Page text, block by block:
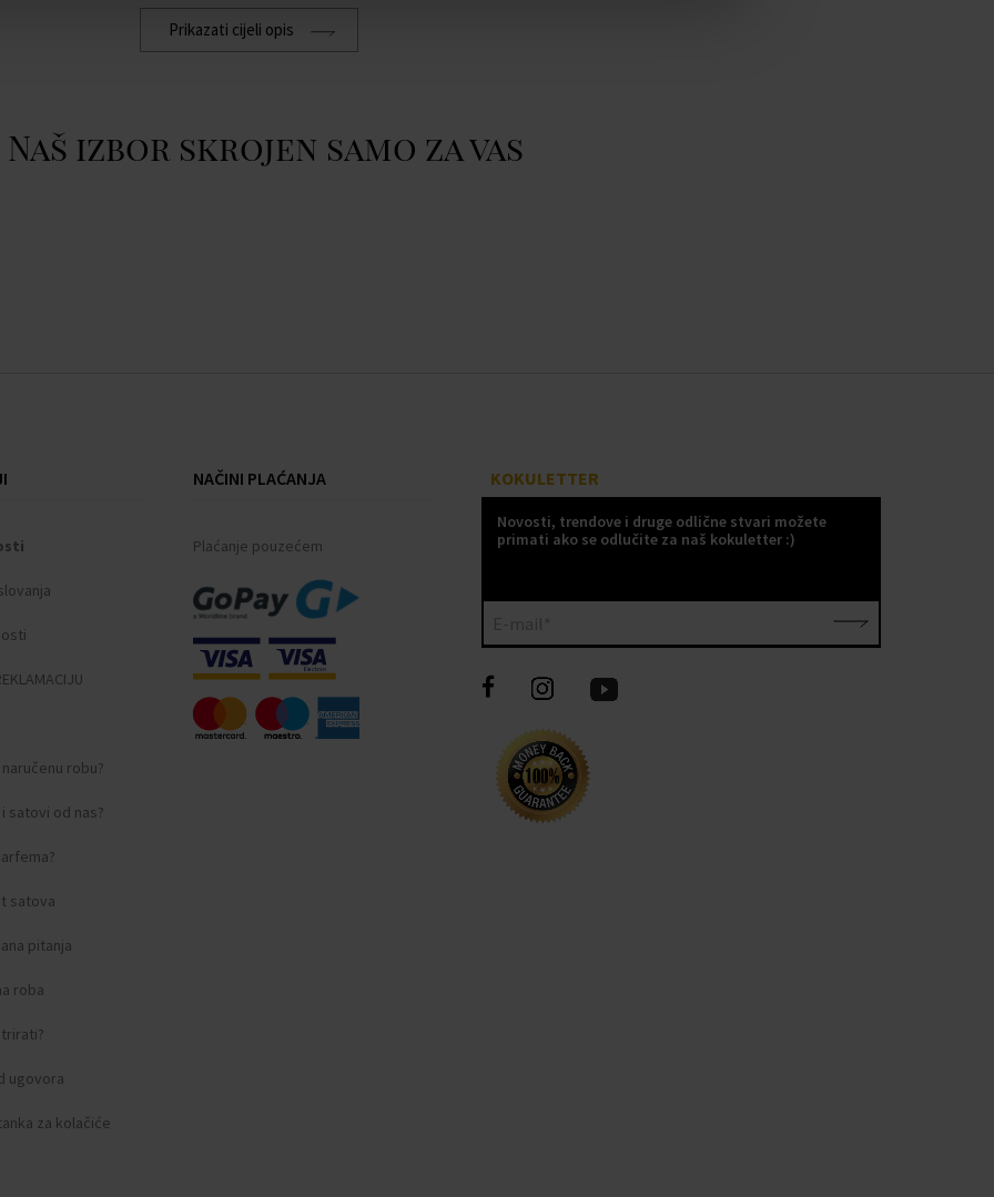
cedar, kadulja
Prikazati cijeli opis
Naš izbor skrojen samo za vas
robu?
satovi od nas?
satova
pitanja
roba
ugovora
za kolačiće
NAČINI PLAĆANJA
Plaćanje pouzećem
KOKULETTER
Novosti, trendove i druge odlične stvari možete
primati ako se odlučite za naš kokuletter :)